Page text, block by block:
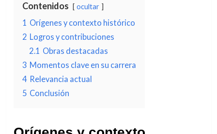
Contenidos ocultar
1 Orígenes y contexto histórico
2 Logros y contribuciones
2.1 Obras destacadas
3 Momentos clave en su carrera
4 Relevancia actual
5 Conclusión